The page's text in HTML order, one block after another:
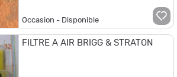
Occasion - Disponible
FILTRE A AIR BRIGG & STRATON